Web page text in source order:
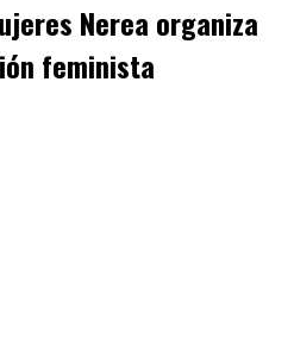
Nerea organiza
feminista